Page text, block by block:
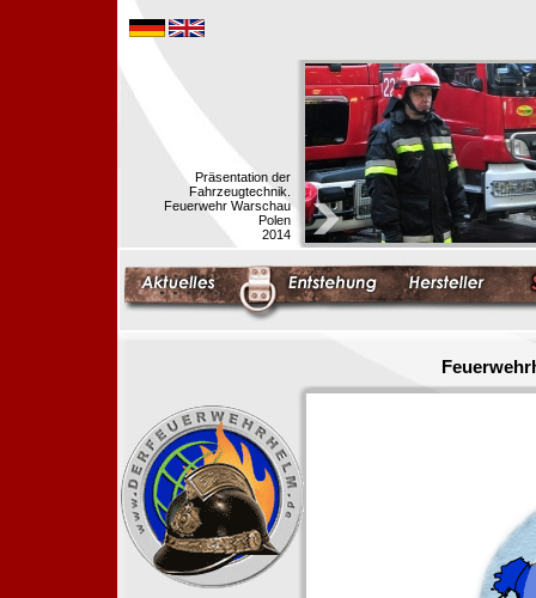
Präsentation der
Fahrzeugtechnik.
Feuerwehr Warschau
Polen
2014